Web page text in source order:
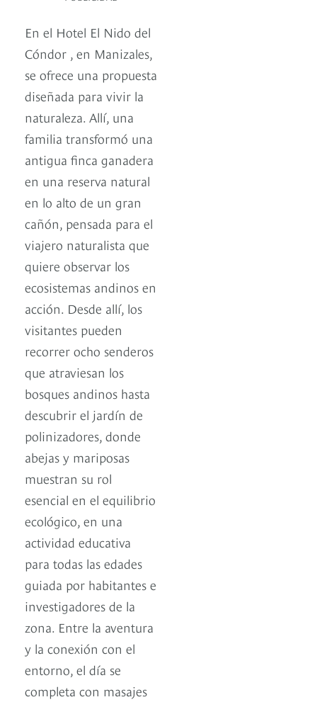
En el Hotel El Nido del
Cóndor , en Manizales,
se ofrece una propuesta
diseñada para vivir la
naturaleza. Allí, una
familia transformó una
antigua finca ganadera
en una reserva natural
en lo alto de un gran
cañón, pensada para el
viajero naturalista que
quiere observar los
ecosistemas andinos en
acción. Desde allí, los
visitantes pueden
recorrer ocho senderos
que atraviesan los
bosques andinos hasta
descubrir el jardín de
polinizadores, donde
abejas y mariposas
muestran su rol
esencial en el equilibrio
ecológico, en una
actividad educativa
para todas las edades
guiada por habitantes e
investigadores de la
zona. Entre la aventura
y la conexión con el
entorno, el día se
completa con masajes